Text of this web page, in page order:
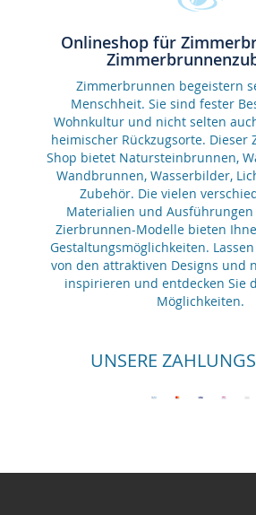
Onlineshop für
Zimmerbrunnen begeistern
Menschheit. Sie sind fester
Wohnkultur und nicht selten
heimischer Rückzugsorte. Dieser
Shop bietet Natursteinbrunnen,
Wandbrunnen, Wasserbilder,
Zubehör. Die vielen
Materialien und
Zierbrunnen-Modelle bieten
Gestaltungsmöglichkeiten.
von den attraktiven Designs und
inspirieren und entdecken Sie
Möglichkeiten.
UNSERE